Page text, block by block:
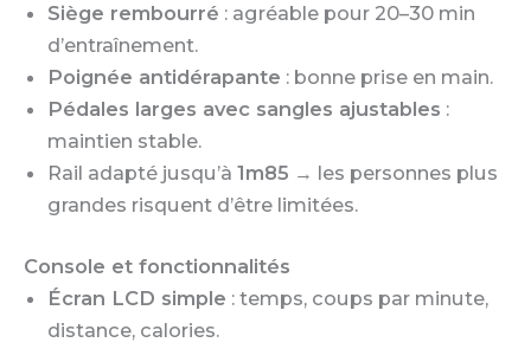
Siège rembourré : agréable pour 20–30 min
d’entraînement.
Poignée antidérapante : bonne prise en main.
Pédales larges avec sangles ajustables :
maintien stable.
Rail adapté jusqu’à 1m85 → les personnes plus
grandes risquent d’être limitées.
Console et fonctionnalités
Écran LCD simple : temps, coups par minute,
distance, calories.